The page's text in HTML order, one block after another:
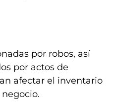
por robos, así
por actos de
afectar el inventario